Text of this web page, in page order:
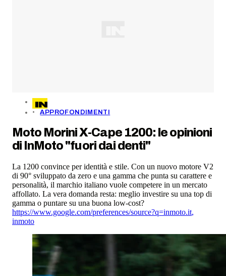
APPROFONDIMENTI
Moto Morini X-Cape 1200: le opinioni
di InMoto "fuori dai denti"
La 1200 convince per identità e stile. Con un nuovo motore V2
di 90° sviluppato da zero e una gamma che punta su carattere e
personalità, il marchio italiano vuole competere in un mercato
affollato. La vera domanda resta: meglio investire su una top di
gamma o puntare su una buona low-cost?
https://www.google.com/preferences/source?q=inmoto.it,
inmoto